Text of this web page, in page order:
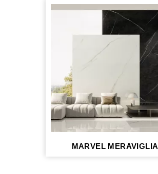
MARVEL MERAVIGLIA